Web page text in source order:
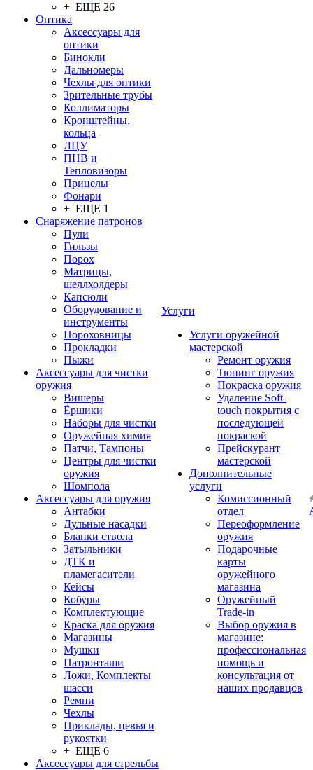
+ ЕЩЕ 26
Оптика
Аксессуары для
оптики
Бинокли
Дальномеры
Чехлы для оптики
Зрительные трубы
Коллиматоры
Кронштейны,
кольца
ЛЦУ
ПНВ и
Тепловизоры
Прицелы
Фонари
+ ЕЩЕ 1
Снаряжение патронов
Пули
Гильзы
Порох
Матрицы,
шеллхолдеры
Капсюли
Оборудование и
инструменты
Пороховницы
Прокладки
Пыжи
Аксессуары для чистки
оружия
Вишеры
Ёршики
Наборы для чистки
Оружейная химия
Патчи, Тампоны
Центры для чистки
оружия
Шомпола
Аксессуары для оружия
Антабки
Дульные насадки
Бланки ствола
Затыльники
ДТК и
пламегасители
Кейсы
Кобуры
Комплектующие
Краска для оружия
Магазины
Мушки
Патронташи
Ложи, Комплекты
шасси
Ремни
Чехлы
Приклады, цевья и
рукоятки
+ ЕЩЕ 6
Аксессуары для стрельбы
Услуги
Услуги оружейной
мастерской
Ремонт оружия
Тюнинг оружия
Покраска оружия
Удаление Soft-
touch покрытия с
последующей
покраской
Прейскурант
мастерской
Дополнительные
услуги
Комиссионный
отдел
Переоформление
оружия
Подарочные
карты
оружейного
магазина
Оружейный
Trade-in
Выбор оружия в
магазине:
профессиональная
помощь и
консультация от
наших продавцов